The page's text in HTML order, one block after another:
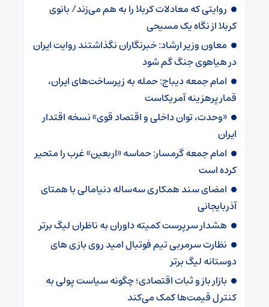
روایتی که معادلات کربلا را به هم می‌زند/ بانوی
کربلا از نگاه یک مسیحی
معاون وزیر ارشاد: خبرنگاران نگذاشتند روایت ایران
در هیاهوی جنگ گم شود
امام جمعه دیباج: حمله به زیرساخت‌های ایران،
قمار پرهزینه آمریکاست
«وحدت، توان داخلی و اقتصاد قوی» نسخه اقتدار
ایران
امام جمعه گرمسار: حماسه «اربعین» غرب را متحیر
کرده است
امضای سند همکاری سه‌ساله دنیامالی با همتای
آذربایجانی
هشدار سرپرست ‌کمیته داوران به ناظران لیگ برتر
نظارت سرمربی تیم‌ فوتبال امید روی بازی های
دوستانه لیگ برتر
بازار باز و ثبات اقتصادی؛ چگونه سیاست پولی به
کنترل قیمت‌ها کمک می‌کند